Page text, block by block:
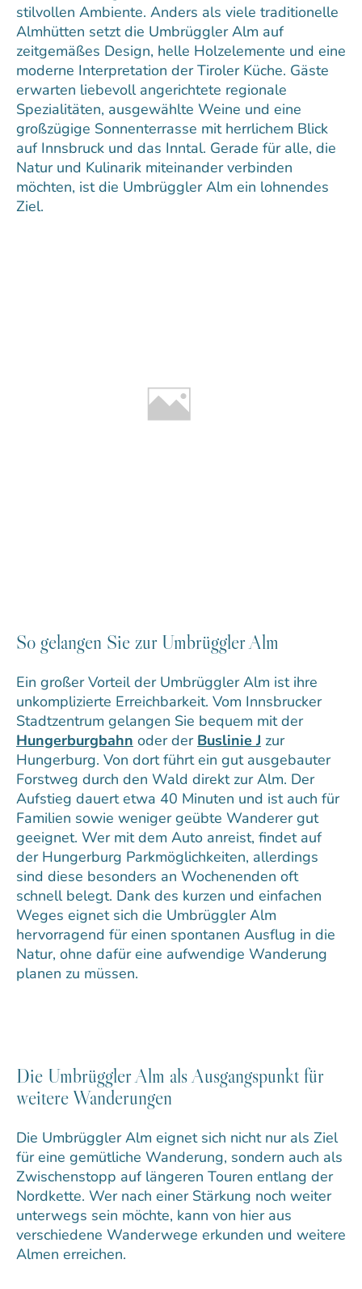
stilvollen Ambiente. Anders als viele traditionelle
Almhütten setzt die Umbrüggler Alm auf
zeitgemäßes Design, helle Holzelemente und eine
moderne Interpretation der Tiroler Küche. Gäste
erwarten liebevoll angerichtete regionale
Spezialitäten, ausgewählte Weine und eine
großzügige Sonnenterrasse mit herrlichem Blick
auf Innsbruck und das Inntal. Gerade für alle, die
Natur und Kulinarik miteinander verbinden
möchten, ist die Umbrüggler Alm ein lohnendes
Ziel.
So gelangen Sie zur Umbrüggler Alm
Ein großer Vorteil der Umbrüggler Alm ist ihre
unkomplizierte Erreichbarkeit. Vom Innsbrucker
Stadtzentrum gelangen Sie bequem mit der
Hungerburgbahn oder der Buslinie J zur
Hungerburg. Von dort führt ein gut ausgebauter
Forstweg durch den Wald direkt zur Alm. Der
Aufstieg dauert etwa 40 Minuten und ist auch für
Familien sowie weniger geübte Wanderer gut
geeignet. Wer mit dem Auto anreist, findet auf
der Hungerburg Parkmöglichkeiten, allerdings
sind diese besonders an Wochenenden oft
schnell belegt. Dank des kurzen und einfachen
Weges eignet sich die Umbrüggler Alm
hervorragend für einen spontanen Ausflug in die
Natur, ohne dafür eine aufwendige Wanderung
planen zu müssen.
Die Umbrüggler Alm als Ausgangspunkt für
weitere Wanderungen
Die Umbrüggler Alm eignet sich nicht nur als Ziel
für eine gemütliche Wanderung, sondern auch als
Zwischenstopp auf längeren Touren entlang der
Nordkette. Wer nach einer Stärkung noch weiter
unterwegs sein möchte, kann von hier aus
verschiedene Wanderwege erkunden und weitere
Almen erreichen.